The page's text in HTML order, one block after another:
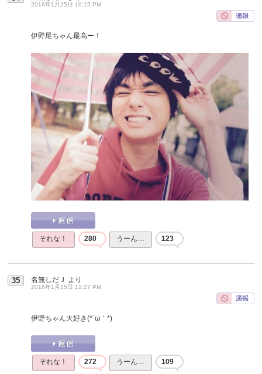
2016年1月25日 10:15 PM
伊野尾ちゃん最高ー！
それな！ 280 うーん… 123
35 名無しだＪ より
2016年1月25日 11:27 PM
伊野ちゃん大好き(*´ω｀*)
それな！ 272 うーん… 109